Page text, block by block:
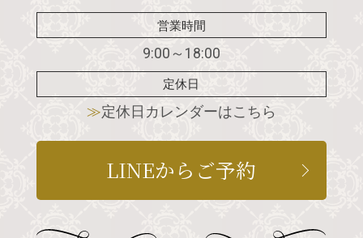
営業時間
9:00～18:00
定休日
≫定休日カレンダーはこちら
LINEからご予約